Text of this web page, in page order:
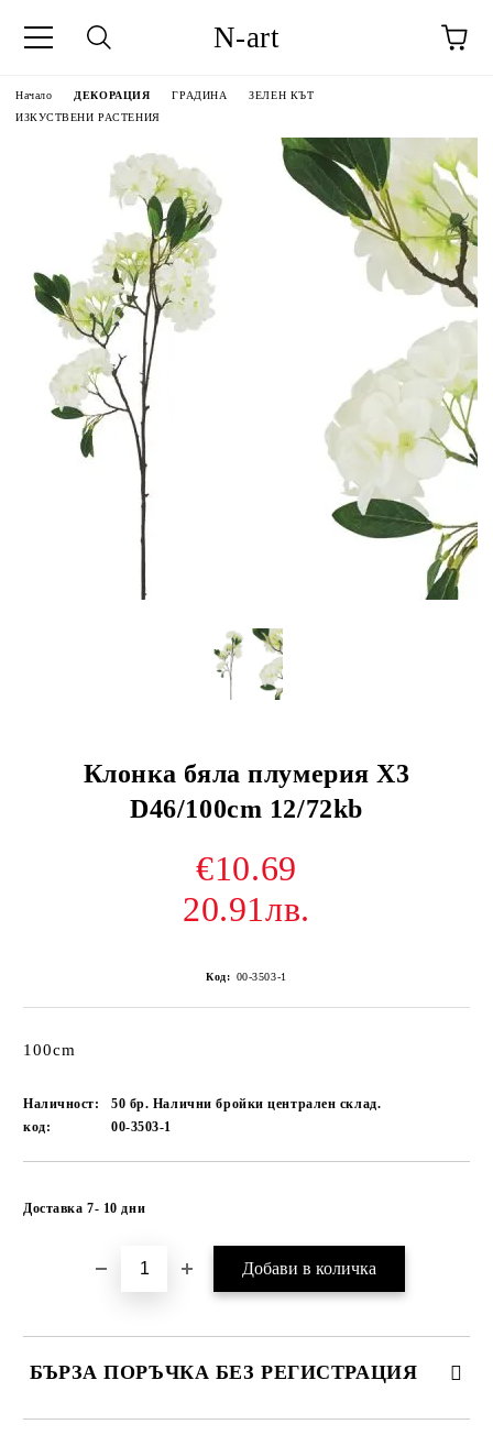
N-art
Начало ДЕКОРАЦИЯ ГРАДИНА
ЗЕЛЕН КЪТ
ИЗКУСТВЕНИ РАСТЕНИЯ
Клонка бяла плумерия X3
D46/100cm 12/72kb
€10.69
20.91лв.
Код: 00-3503-1
100cm
Наличност:
50 бр. Налични бройки централен склад.
код:
00-3503-1
Доставка 7- 10 дни
БЪРЗА ПОРЪЧКА БЕЗ РЕГИСТРАЦИЯ